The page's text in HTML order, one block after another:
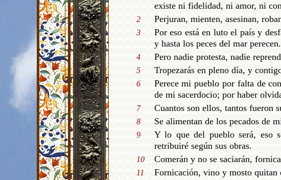
existe ni fidelidad, ni amor, ni
2 Perjuran, mienten, asesinan,
3
Por eso está en luto el país y
y hasta los peces del mar perecen.
4 Pero nadie protesta, nadie
5 Tropezarás en pleno día, y
6
Perece mi pueblo por falta de
de mi sacerdocio; por haber
7 Cuantos son ellos, tantos fueron
8 Se alimentan de los pecados de
9
Y lo que del pueblo será, eso
retribuiré según sus obras.
10 Comerán y no se saciarán,
11 Fornicación, vino y mosto